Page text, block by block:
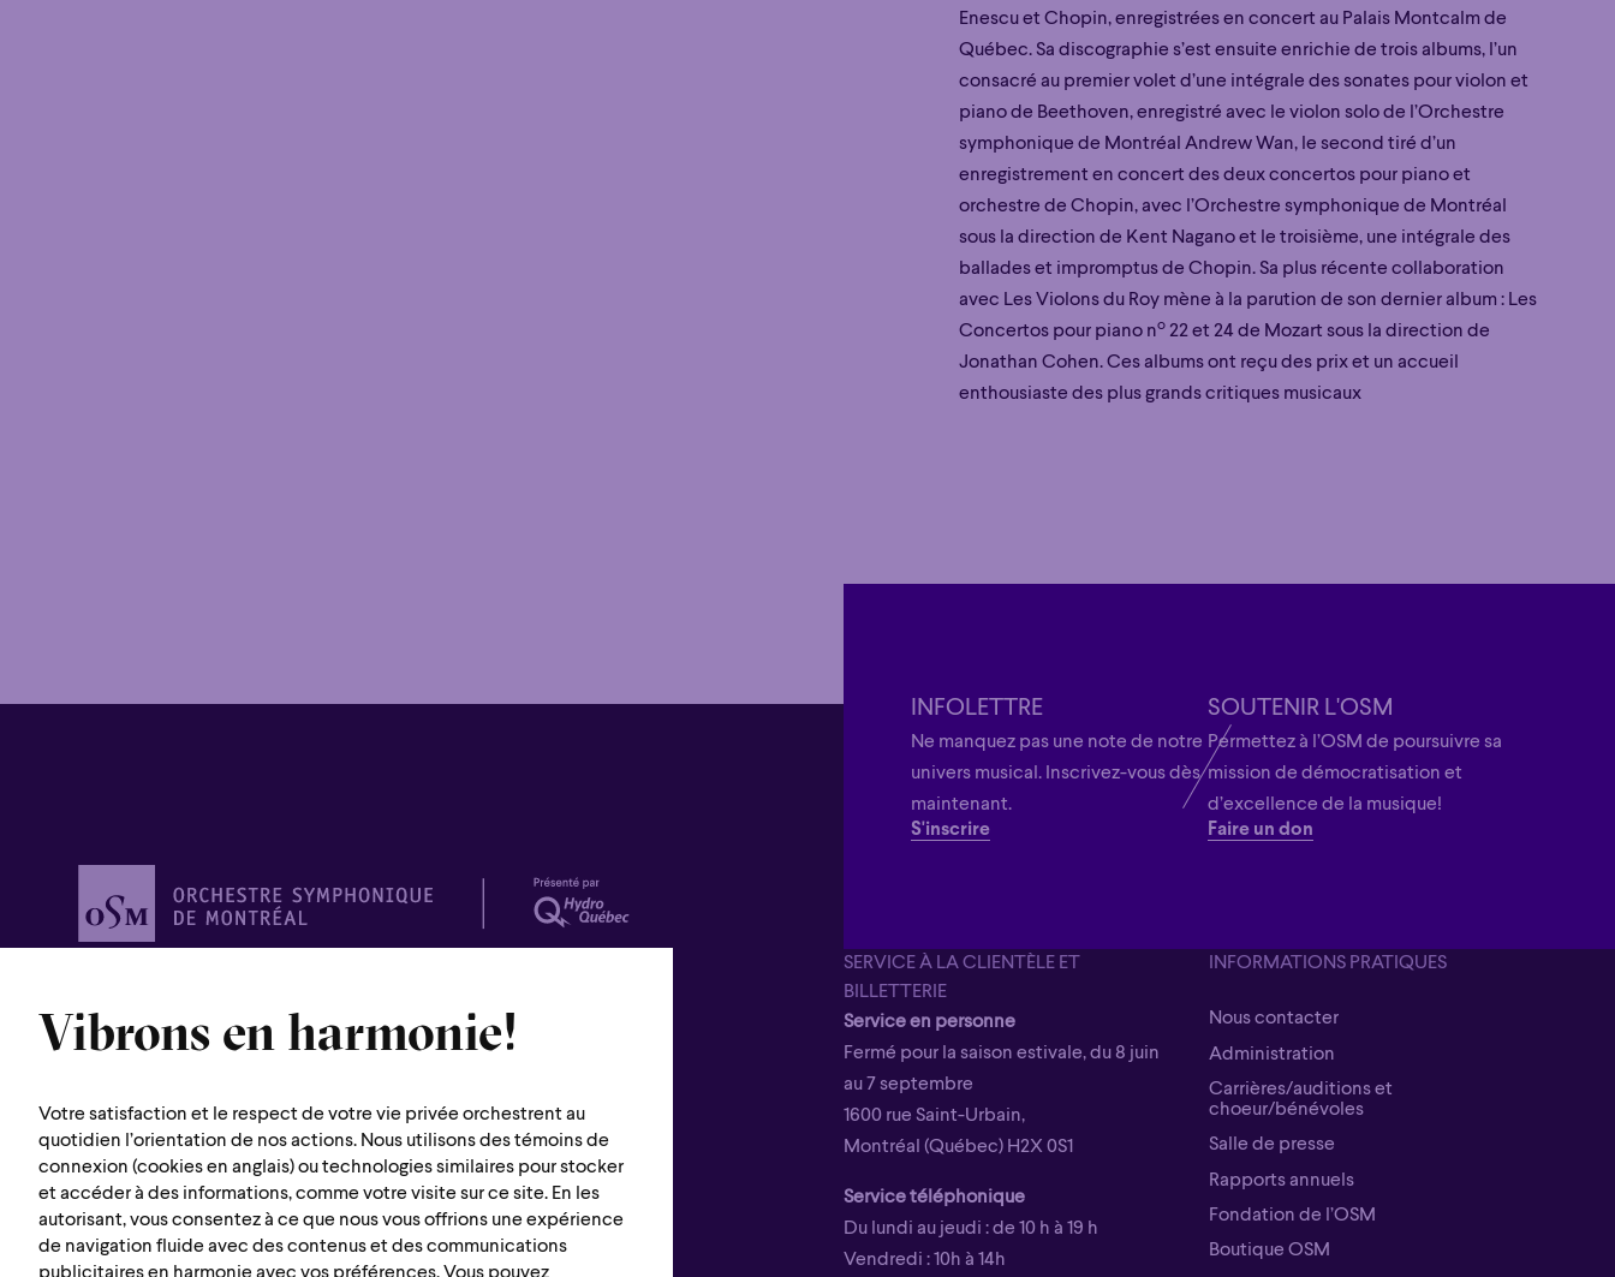
Vibrons en harmonie!
Votre satisfaction et le respect de votre vie privée orchestrent au
quotidien l’orientation de nos actions. Nous utilisons des témoins de
connexion (cookies en anglais) ou technologies similaires pour stocker
et accéder à des informations, comme votre visite sur ce site. En les
autorisant, vous consentez à ce que nous vous offrions une expérience
de navigation fluide avec des contenus et des communications
Enescu et Chopin, enregistrées en concert au Palais Montcalm de
Québec. Sa discographie s’est ensuite enrichie de trois albums, l’un
consacré au premier volet d’une intégrale des sonates pour violon et
piano de Beethoven, enregistré avec le violon solo de l’Orchestre
symphonique de Montréal Andrew Wan, le second tiré d’un
enregistrement en concert des deux concertos pour piano et
orchestre de Chopin, avec l’Orchestre symphonique de Montréal
sous la direction de Kent Nagano et le troisième, une intégrale des
ballades et impromptus de Chopin. Sa plus récente collaboration
avec Les Violons du Roy mène à la parution de son dernier album : Les
Concertos pour piano no 22 et 24 de Mozart sous la direction de
Jonathan Cohen. Ces albums ont reçu des prix et un accueil
enthousiaste des plus grands critiques musicaux
INFOLETTRE
Ne manquez pas une note de notre
univers musical. Inscrivez-vous dès
maintenant.
S'inscrire
SOUTENIR L'OSM
Permettez à l’OSM de poursuivre sa
mission de démocratisation et
d’excellence de la musique!
Faire un don
symphonique de
Montréal
1600 rue Saint-Urbain
Montréal (Québec) H2X 0S1
Itinéraire
SERVICE À LA CLIENTÈLE ET
BILLETTERIE
Service en personne
Fermé pour la saison estivale, du 8 juin
au 7 septembre
1600 rue Saint-Urbain,
Montréal (Québec) H2X 0S1
Service téléphonique
Du lundi au jeudi : de 10 h à 19 h
Vendredi : 10h à 14h
INFORMATIONS PRATIQUES
Nous contacter
Nous contacter
Administration
Administration
Carrières/auditions et
choeur/bénévoles
Carrières/auditions et
Salle de presse
Salle de presse
Rapports annuels
Rapports annuels
Fondation de l’OSM
Fondation de l’OSM
Boutique OSM